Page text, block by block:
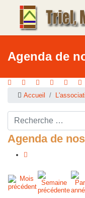
Agenda de
Accueil
Rechercher ...
Agenda de